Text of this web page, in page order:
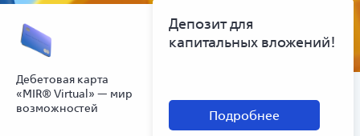
Дебетовая карта
«MIR® Virtual» — мир
возможностей
Депозит для
капитальных вложений!
Подробнее